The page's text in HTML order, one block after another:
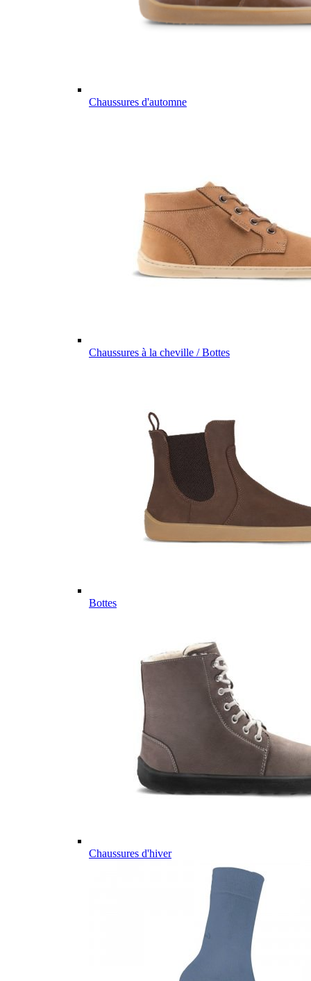
Chaussures d'automne
Chaussures à la cheville / Bottes
Bottes
Chaussures d'hiver